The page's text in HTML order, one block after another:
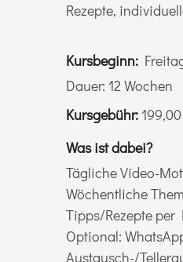
Rezepte,
Kursbeginn:
Dauer: 12 Wochen
Kursgebühr:
Was ist dabei?
Tägliche Video-
Wöchentliche
Tipps/Rezepte per
Optional:
Austausch-/